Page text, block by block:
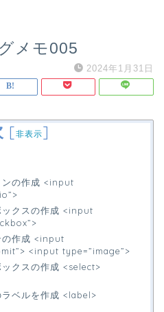
メモ005
2024年1月31日
[非表示]
ンの作成 <input
ックスの作成 <input
の作成 <input
<input type=”image”>
ックスの作成 <select>
ラベルを作成 <label>